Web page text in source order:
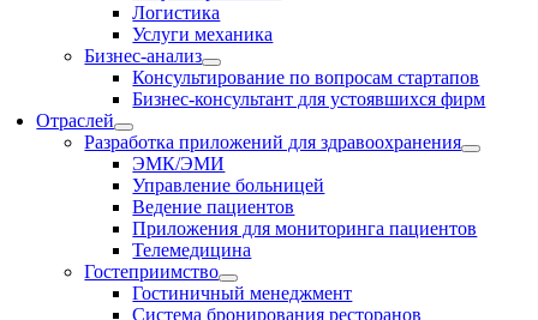
Логистика
Услуги механика
Бизнес-анализ
Консультирование по вопросам стартапов
Бизнес-консультант для устоявшихся фирм
Отраслей
Разработка приложений для здравоохранения
ЭМК/ЭМИ
Управление больницей
Ведение пациентов
Приложения для мониторинга пациентов
Телемедицина
Гостеприимство
Гостиничный менеджмент
Система бронирования ресторанов